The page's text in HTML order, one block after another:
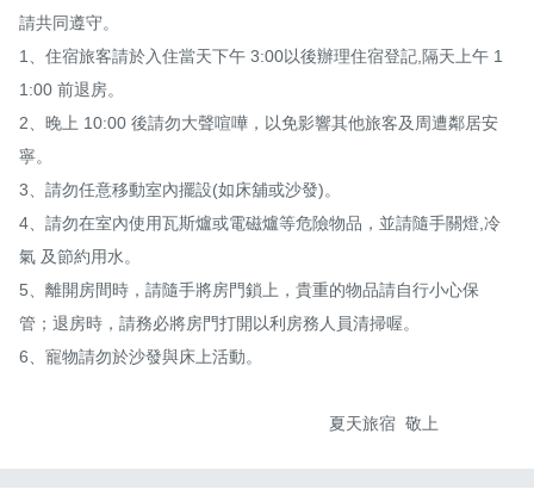
請共同遵守。
1、住宿旅客請於入住當天下午 3:00以後辦理住宿登記,隔天上午 1
1:00 前退房。
2、晚上 10:00 後請勿大聲喧嘩，以免影響其他旅客及周遭鄰居安
寧。
3、請勿任意移動室內擺設(如床舖或沙發)。
4、請勿在室內使用瓦斯爐或電磁爐等危險物品，並請隨手關燈,冷
氣 及節約用水。
5、離開房間時，請隨手將房門鎖上，貴重的物品請自行小心保
管；退房時，請務必將房門打開以利房務人員清掃喔。
6、寵物請勿於沙發與床上活動。
                                                                 夏天旅宿  敬上